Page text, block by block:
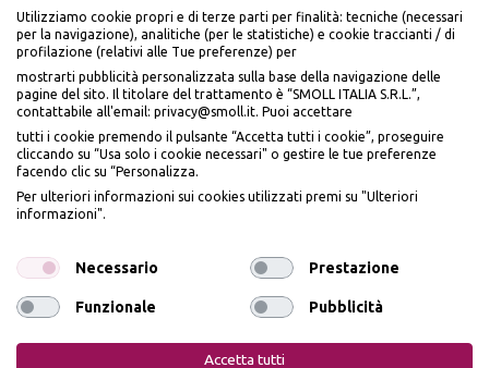
Accettiamo
Seguici sui social
Privacy Policy Cookie Policy
Utilizziamo cookie propri e di terze parti per finalità: tecniche (necessari
per la navigazione), analitiche (per le statistiche) e cookie traccianti / di
profilazione (relativi alle Tue preferenze) per
mostrarti pubblicità personalizzata sulla base della navigazione delle
pagine del sito. Il titolare del trattamento è “SMOLL ITALIA S.R.L.”,
contattabile all'email: privacy@smoll.it. Puoi accettare
tutti i cookie premendo il pulsante “Accetta tutti i cookie”, proseguire
cliccando su “Usa solo i cookie necessari" o gestire le tue preferenze
facendo clic su “Personalizza.
Per ulteriori informazioni sui cookies utilizzati premi su "Ulteriori
informazioni".
Necessario Prestazione
Funzionale Pubblicità
Accetta tutti
BENVENUTO DA
PIÙME
IL10% DI SCONTO
dell’art. 13 del Reg UE 2016/679 e presto il mio consenso a ricevere email
promozionali. In qualsiasi momento è possibile revocare il consenso